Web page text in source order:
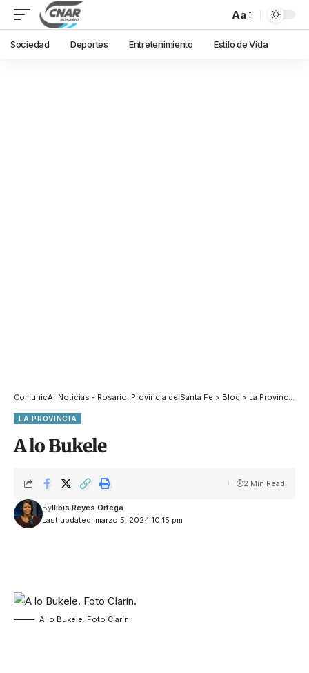
Aa
Sociedad Deportes Entretenimiento Estilo de Vida
ComunicAr Noticias - Rosario, Provincia de Santa Fe > Blog > La Provincia
LA PROVINCIA
A lo Bukele
Last updated: marzo 5, 2024 10:15 pm
ByIlibis Reyes Ortega
2 Min Read
A lo Bukele. Foto Clarín.